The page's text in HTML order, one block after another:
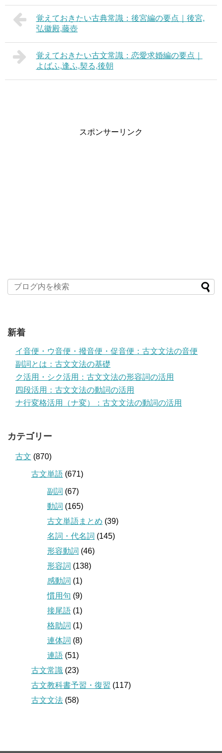
覚えておきたい古典常識：後宮編の要点｜後宮,
弘徽殿,藤壺
覚えておきたい古文常識：恋愛求婚編の要点｜
よばふ,逢ふ,契る,後朝
スポンサーリンク
新着
イ音便・ウ音便・撥音便・促音便：古文文法の音便
副詞とは：古文文法の基礎
ク活用・シク活用：古文文法の形容詞の活用
四段活用：古文文法の動詞の活用
ナ行変格活用（ナ変）：古文文法の動詞の活用
カテゴリー
古文 (870)
古文単語 (671)
副詞 (67)
動詞 (165)
古文単語まとめ (39)
名詞・代名詞 (145)
形容動詞 (46)
形容詞 (138)
感動詞 (1)
慣用句 (9)
接尾語 (1)
格助詞 (1)
連体詞 (8)
連語 (51)
古文常識 (23)
古文教科書予習・復習 (117)
古文文法 (58)